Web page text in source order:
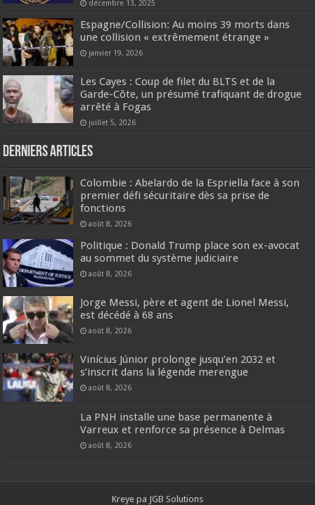
décembre 13, 2025
‎Espagne/Collision: Au moins 39 morts dans
une collision « extrêmement étrange »
janvier 19, 2026
Les Cayes : Coup de filet du BLTS et de la
Garde-Côte, un présumé trafiquant de drogue
arrêté à Fogas
juillet 5, 2026
Derniers articles
Colombie : Abelardo de la Espriella face à son
premier défi sécuritaire dès sa prise de
fonctions
août 8, 2026
Politique : Donald Trump place son ex-avocat
au sommet du système judiciaire
août 8, 2026
Jorge Messi, père et agent de Lionel Messi,
est décédé à 68 ans
août 8, 2026
Vinícius Júnior prolonge jusqu’en 2032 et
s’inscrit dans la légende merengue
août 8, 2026
La PNH installe une base permanente à
Varreux et renforce sa présence à Delmas
août 8, 2026
Kreye pa JGB Solutions